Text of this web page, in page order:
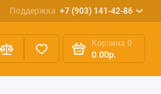
Поддержка +7 (903) 141-42-86
Корзина 0
0.00р.